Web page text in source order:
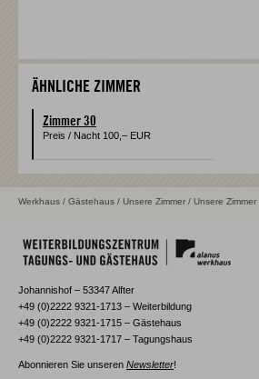
ÄHNLICHE ZIMMER
Zimmer 30
Preis / Nacht 100,– EUR
Werkhaus / Gästehaus / Unsere Zimmer / Unsere Zimmer
Johannishof – 53347 Alfter
+49 (0)2222 9321-1713 – Weiterbildung
+49 (0)2222 9321-1715 – Gästehaus
+49 (0)2222 9321-1717 – Tagungshaus
Abonnieren Sie unseren Newsletter!